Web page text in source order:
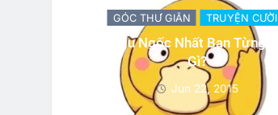
GÓC THƯ GIÃN TRUYỆN CƯỜI
Có 3 Sự Thật
Jun 22, 2015